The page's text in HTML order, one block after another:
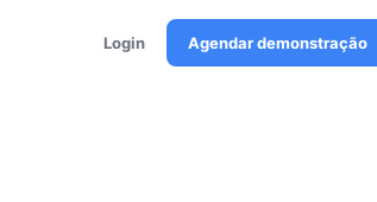
Login Agendar demonstração